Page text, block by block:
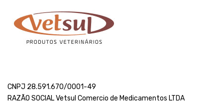
CNPJ 28.591.670/0001-49
RAZÃO SOCIAL Vetsul Comercio de Medicamentos LTDA